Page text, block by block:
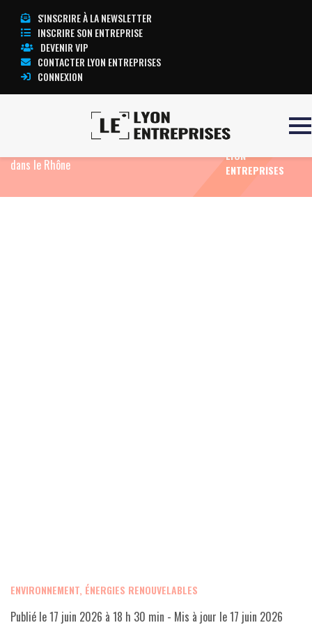
S'INSCRIRE À LA NEWSLETTER
INSCRIRE SON ENTREPRISE
DEVENIR VIP
CONTACTER LYON ENTREPRISES
CONNEXION
Dalkia (EDF) aide Fresenius à
dans le Rhône
TOUTE
L’ACTUALITÉ
LYON
ENTREPRISES
ENVIRONNEMENT, ÉNERGIES RENOUVELABLES
Publié le17 juin 2026 à 18 h 30 min - Mis à jour le17 juin 2026